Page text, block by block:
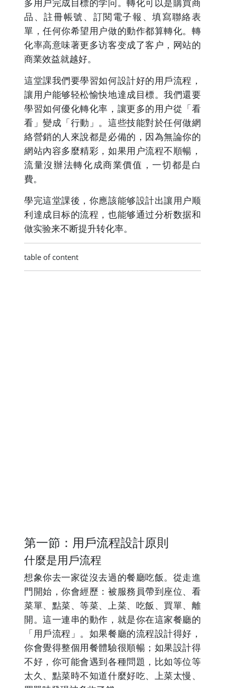
品、註冊帳號、訂閱電子報、填寫聯絡表
單，任何你希望用户做的動作都算轉化。轉
化率高意味著更多访客变成了客户，网站的
商業效益就越好。
這堂課我們要學習如何設計好的用戶流程，
讓用户能够轻松愉快地達成目標。我們還要
學習如何優化轉化率，讓更多的用户從「看
看」變成「行動」。這些技能對於任何做網
絡營銷的人來說都是必備的，因為無論你的
網站內容多麼精彩，如果用户流程不順暢，
流量沒辦法轉化成商業價值，一切都是白
費。
學完這堂課後，你應該能够設計出讓用户顺
利達成目标的流程，也能够通过分析数据和
做实验来不断提升转化率。
table of content
第一節：用戶流程設計原則
什麼是用戶流程
想象你去一家從沒去過的餐廳吃飯。從走進
門開始，你會經歷：被服務員帶到座位、看
菜單、點菜、等菜、上菜、吃飯、買單、離
開。這一連串的動作，就是你在這家餐廳的
「用戶流程」。如果餐廳的流程設計得好，
你會覺得整個用餐體驗很順暢；如果設計得
不好，你可能會遇到各種問題，比如等位等
太久、點菜時不知道什麼好吃、上菜太慢、